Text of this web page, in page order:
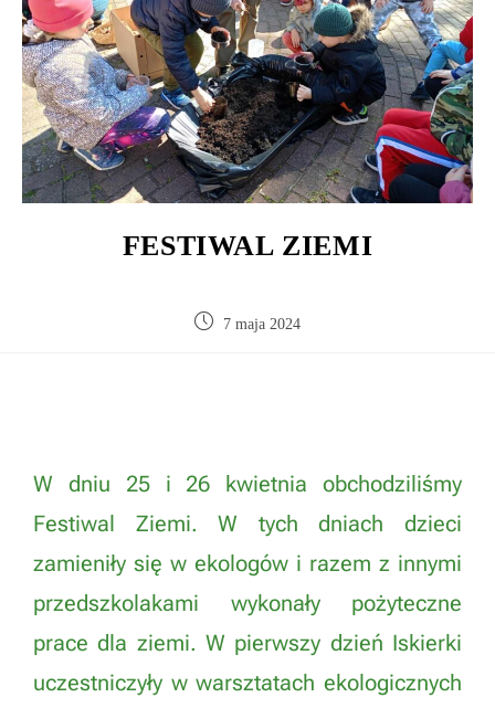
FESTIWAL ZIEMI
7 maja 2024
W dniu 25 i 26 kwietnia obchodziliśmy
Festiwal Ziemi. W tych dniach dzieci
zamieniły się w ekologów i razem z innymi
przedszkolakami wykonały pożyteczne
prace dla ziemi. W pierwszy dzień Iskierki
uczestniczyły w warsztatach ekologicznych